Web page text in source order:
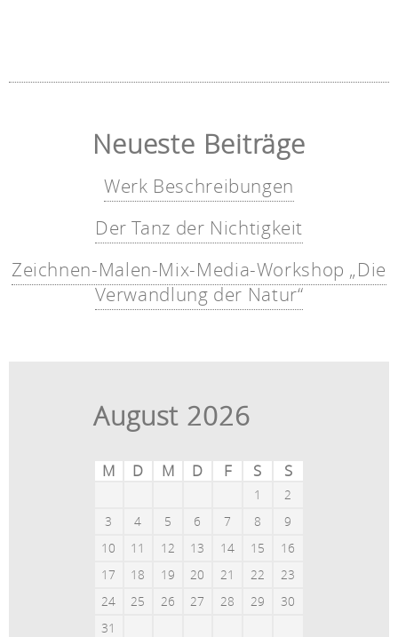
Neueste Beiträge
Werk Beschreibungen
Der Tanz der Nichtigkeit
Zeichnen-Malen-Mix-Media-Workshop „Die
Verwandlung der Natur“
August 2026
M D M D F S S
1
2
3
4 5 6 7 8
9
10
11 12 13 14 15
16
17
18 19 20 21 22
23
24
25 26 27 28 29
30
31